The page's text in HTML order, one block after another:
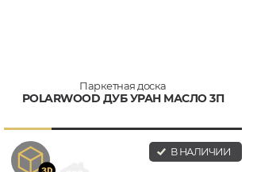
Паркетная доска
POLARWOOD ДУБ УРАН МАСЛО 3П
В НАЛИЧИИ